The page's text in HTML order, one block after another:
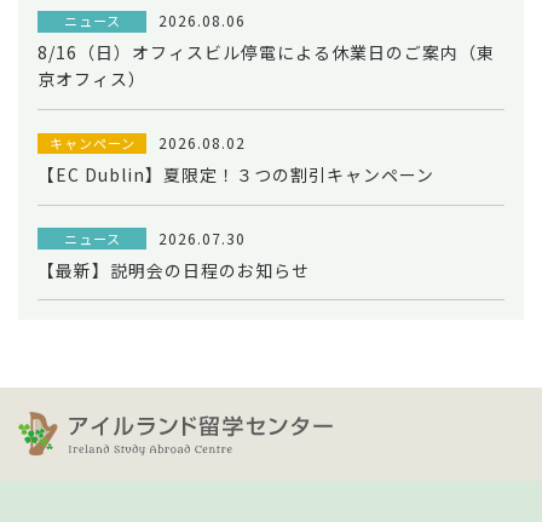
ニュース 2026.08.06
8/16（日）オフィスビル停電による休業日のご案内（東
京オフィス）
キャンペーン 2026.08.02
【EC Dublin】夏限定！３つの割引キャンペーン
ニュース 2026.07.30
【最新】説明会の日程のお知らせ